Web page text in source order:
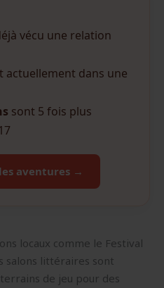
vécu une relation
actuellement dans une
sont 5 fois plus
aventures →
locaux comme le Festival
salons littéraires sont
de jeu pour des